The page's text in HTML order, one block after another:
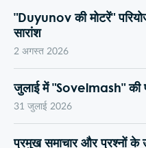
"Duyunov की मोटरें"
सारांश
2 अगस्त 2026
जुलाई में "Sovelmash" की
31 जुलाई 2026
प्रमुख समाचार और प्रश्नों के